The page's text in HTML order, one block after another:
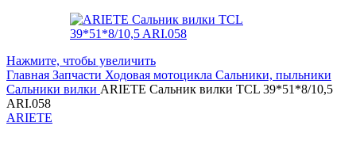
Нажмите, чтобы увеличить
Главная Запчасти Ходовая мотоцикла Сальники, пыльники
Сальники вилки ARIETE Сальник вилки TCL 39*51*8/10,5
ARI.058
ARIETE